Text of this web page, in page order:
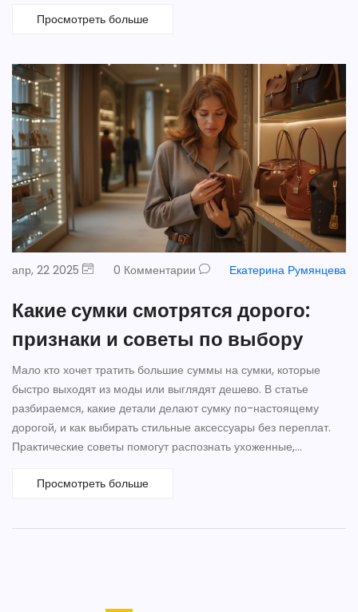
Поговорим о том, как сочетать тренды и находить свой
Просмотреть больше
апр, 22 2025 0 Комментарии Екатерина Румянцева
Какие сумки смотрятся дорого:
признаки и советы по выбору
Мало кто хочет тратить большие суммы на сумки, которые
быстро выходят из моды или выглядят дешево. В статье
разбираемся, какие детали делают сумку по-настоящему
дорогой, и как выбирать стильные аксессуары без переплат.
Практические советы помогут распознать ухоженные,
мифы о брендовых и безымянных сумках. Делимся секретами
Просмотреть больше